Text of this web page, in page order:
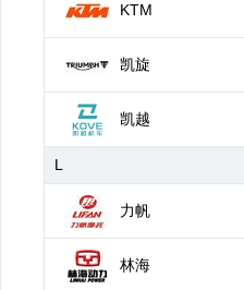
KTM
凯旋
凯越
L
力帆
林海